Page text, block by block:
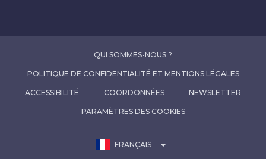
QUI SOMMES-NOUS ?
POLITIQUE DE CONFIDENTIALITÉ ET MENTIONS LÉGALES
ACCESSIBILITÉ COORDONNÉES NEWSLETTER
PARAMÈTRES DES COOKIES
FRANÇAIS arrow_drop_down